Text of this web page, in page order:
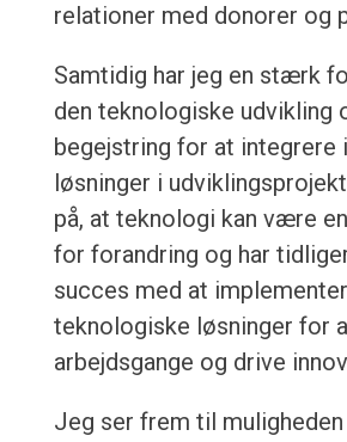
relationer med donorer og
Samtidig har jeg en stærk
den teknologiske udvikling
begejstring for at integrere
løsninger i
på, at teknologi kan være
for forandring og har
succes med at
teknologiske løsninger for
arbejdsgange og drive
Jeg ser frem til